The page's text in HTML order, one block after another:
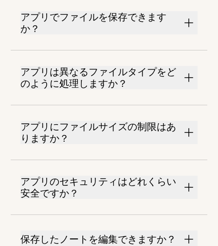
アプリでファイルを保存できます
か？
アプリは異なるファイルタイプをど
のように処理しますか？
アプリにファイルサイズの制限はあ
りますか？
アプリのセキュリティはどれくらい
安全ですか？
保存したノートを編集できますか？